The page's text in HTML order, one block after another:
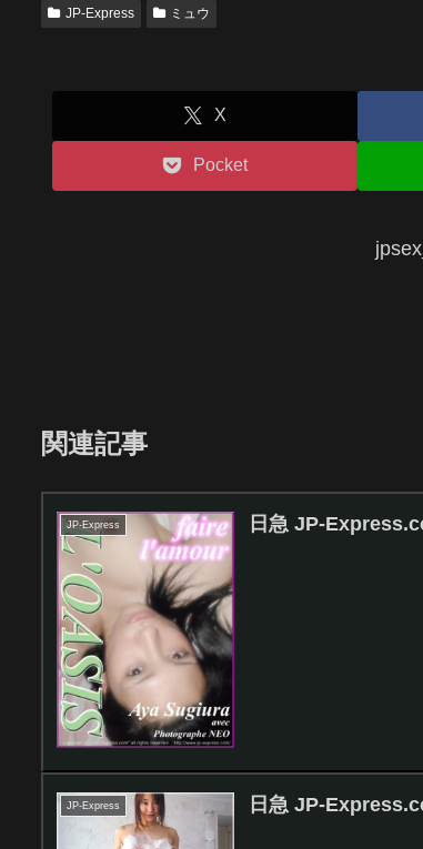
JP-Express ミュウ
X
Pocket
関連記事
JP-Express 日急 JP-
JP-Express 日急 JP-